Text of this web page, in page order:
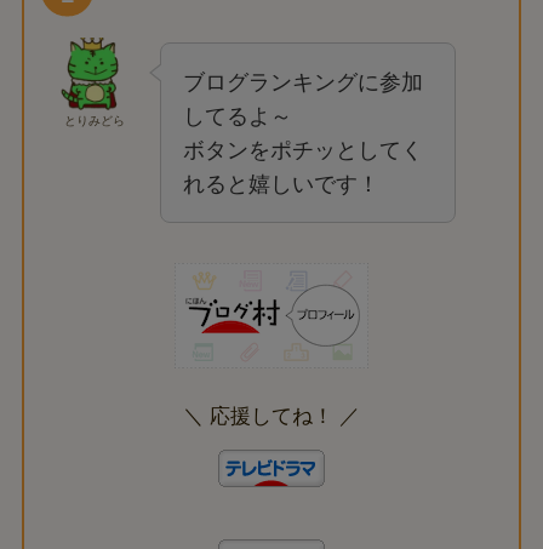
とりみどら
ブログランキングに参加
してるよ～
ボタンをポチッとしてく
れると嬉しいです！
＼ 応援してね！ ／